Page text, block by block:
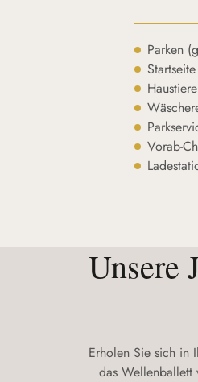
Parken
Vorab-
Unsere
Erholen Sie sich in
das Wellenballett